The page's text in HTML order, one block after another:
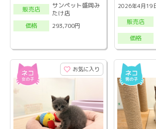
販売店
サンペット盛岡み
たけ店
価格
293,700円
2026年4月19
販売店
価格
お気に入り